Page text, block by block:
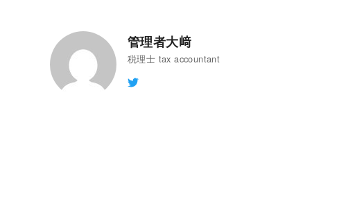
管理者大﨑
税理士 tax accountant